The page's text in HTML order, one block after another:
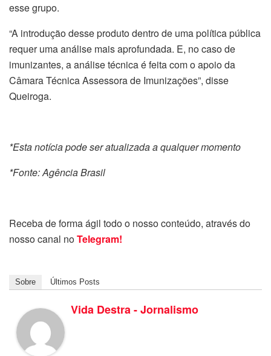
esse grupo.
“A introdução desse produto dentro de uma política pública
requer uma análise mais aprofundada. E, no caso de
imunizantes, a análise técnica é feita com o apoio da
Câmara Técnica Assessora de Imunizações”, disse
Queiroga.
*Esta notícia pode ser atualizada a qualquer momento
*Fonte: Agência Brasil
Receba de forma ágil todo o nosso conteúdo, através do
nosso canal noTelegram!
Sobre Últimos Posts
Vida Destra - Jornalismo